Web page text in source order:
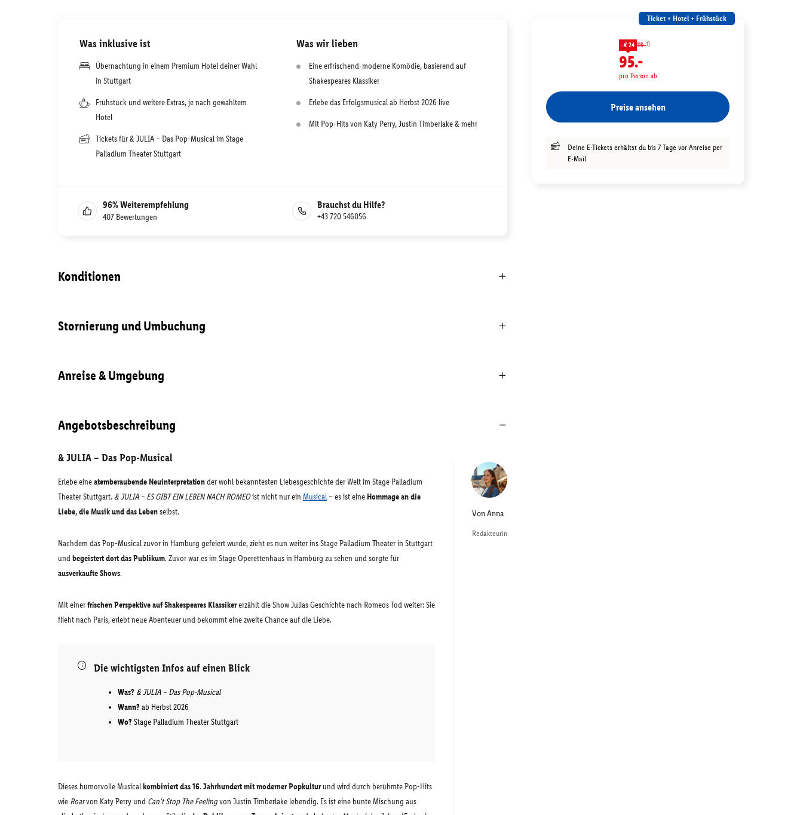
Ticket + Hotel + Frühstück
-€ 24 119.-1)
95.-
pro Person ab
Preise ansehen
Deine E-Tickets erhältst du bis 7 Tage vor Anreise per
E-Mail.
Was inklusive ist
Übernachtung in einem Premium Hotel deiner Wahl
in Stuttgart
Frühstück und weitere Extras, je nach gewähltem
Hotel
Tickets für & JULIA – Das Pop-Musical im Stage
Palladium Theater Stuttgart
Was wir lieben
Eine erfrischend-moderne Komödie, basierend auf
Shakespeares Klassiker
Erlebe das Erfolgsmusical ab Herbst 2026 live
Mit Pop-Hits von Katy Perry, Justin Timberlake & mehr
96%Weiterempfehlung
407Bewertungen
Brauchst du Hilfe?
+43 720 546056
Konditionen
Stornierung und Umbuchung
Anreise & Umgebung
Angebotsbeschreibung
& JULIA – Das Pop-Musical
Erlebe eineatemberaubende Neuinterpretationder wohl bekanntesten Liebesgeschichte der Welt im Stage Palladium
Theater Stuttgart. & JULIA – ES GIBT EIN LEBEN NACH ROMEOist nicht nur ein Musical– es ist eine Hommage an die
Liebe, die Musik und das Lebenselbst.
Nachdem das Pop-Musical zuvor in Hamburg gefeiert wurde, zieht es nun weiter ins Stage Palladium Theater in Stuttgart
undbegeistert dort das Publikum. Zuvor war es im Stage Operettenhaus in Hamburg zu sehen und sorgte für
ausverkaufte Shows.
Mit einerfrischen Perspektive auf Shakespeares Klassikererzählt die Show Julias Geschichte nach Romeos Tod weiter: Sie
flieht nach Paris, erlebt neue Abenteuer und bekommt eine zweite Chance auf die Liebe.
Die wichtigsten Infos auf einen Blick
Was? & JULIA – Das Pop-Musical
Wann? ab Herbst 2026
Wo? Stage Palladium Theater Stuttgart
Dieses humorvolle Musicalkombiniert das 16. Jahrhundert mit moderner Popkulturund wird durch berühmte Pop-Hits
wie Roarvon Katy Perry und Can't Stop The Feelingvon Justin Timberlake lebendig. Es ist eine bunte Mischung aus
VonAnna
Redakteurin